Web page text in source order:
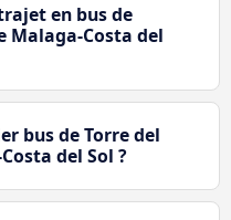
en bus de
Malaga-Costa del
bus de Torre del
del Sol ?